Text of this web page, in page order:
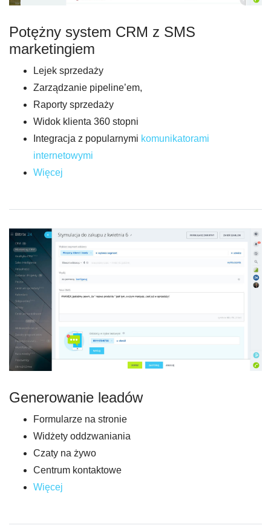
Potężny system CRM z SMS
marketingiem
Lejek sprzedaży
Zarządzanie pipeline’em,
Raporty sprzedaży
Widok klienta 360 stopni
Integracja z popularnymi komunikatorami
internetowymi
Więcej
Generowanie leadów
Formularze na stronie
Widżety oddzwaniania
Czaty na żywo
Centrum kontaktowe
Więcej